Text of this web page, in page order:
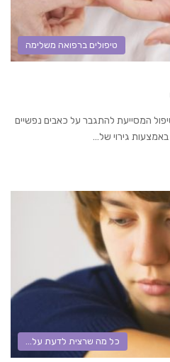
טיפולים ברפואה משלימה
המסייעת להתגבר על כאבים נפשיים
באמצעות גירוי של…
כל מה שרצית לדעת על...